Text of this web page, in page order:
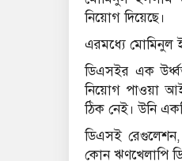
নিয়োগ দিয়েছে।
এরমধ্যে মোমিনুল
ডিএসইর এক
নিয়োগ পাওয়া
ঠিক নেই। উনি
ডিএসই
কোন ঋণখেলাপি